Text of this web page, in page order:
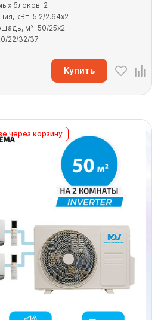
блоков: 2
кВт: 5.2/2.64x2
м²: 50/25x2
22/32/37
Купить
через корзину